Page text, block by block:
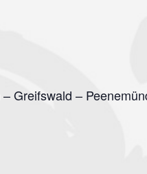
Greifswald –